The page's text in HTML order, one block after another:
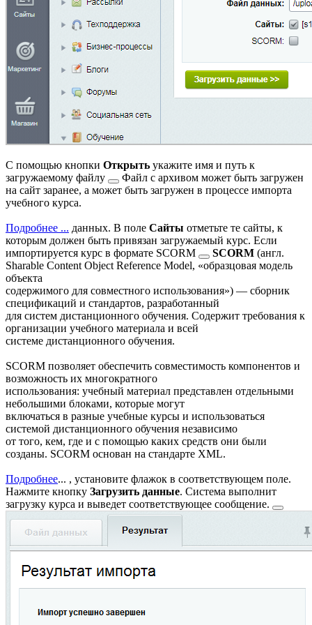
С помощью кнопки Открыть укажите имя и путь к
загружаемому файлу
Файл с архивом может быть загружен
на сайт заранее, а может быть загружен в процессе импорта
учебного курса.
Подробнее ... данных. В поле Сайты отметьте те сайты, к
которым должен быть привязан загружаемый курс. Если
импортируется курс в формате SCORM SCORM (англ.
Sharable Content Object Reference Model, «образцовая модель
объекта
содержимого для совместного использования») — сборник
спецификаций и стандартов, разработанный
для систем дистанционного обучения. Содержит требования к
организации учебного материала и всей
системе дистанционного обучения.
SCORM позволяет обеспечить совместимость компонентов и
возможность их многократного
использования: учебный материал представлен отдельными
небольшими блоками, которые могут
включаться в разные учебные курсы и использоваться
системой дистанционного обучения независимо
от того, кем, где и с помощью каких средств они были
созданы. SCORM основан на стандарте XML.
Подробнее... , установите флажок в соответствующем поле.
Нажмите кнопку Загрузить данные. Система выполнит
загрузку курса и выведет соответствующее сообщение.